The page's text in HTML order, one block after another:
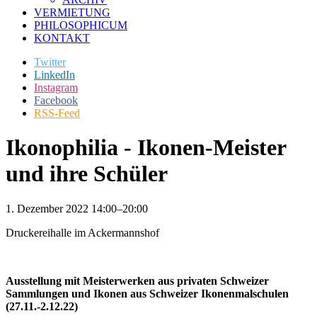
VERMIETUNG
PHILOSOPHICUM
KONTAKT
Twitter
LinkedIn
Instagram
Facebook
RSS-Feed
Ikonophilia - Ikonen-Meister
und ihre Schüler
1. Dezember 2022 14:00–20:00
Druckereihalle im Ackermannshof
Ausstellung mit Meisterwerken aus privaten Schweizer
Sammlungen und Ikonen aus Schweizer Ikonenmalschulen
(27.11.-2.12.22)